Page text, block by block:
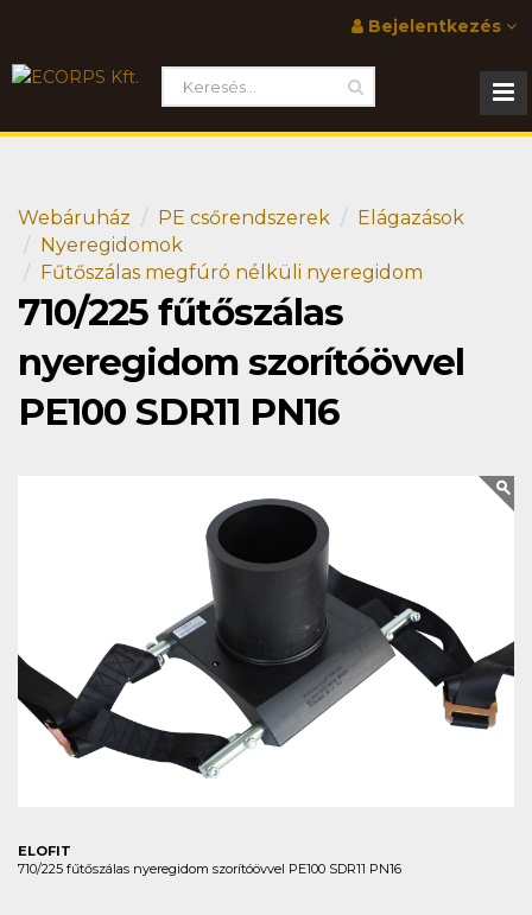
Bejelentkezés
Webáruház PE csőrendszerek
Elágazások
Nyeregidomok
Fűtőszálas megfúró nélküli nyeregidom
710/225 fűtőszálas
nyeregidom szorítóövvel
PE100 SDR11 PN16
ELOFIT
710/225 fűtőszálas nyeregidom szorítóövvel PE100 SDR11 PN16